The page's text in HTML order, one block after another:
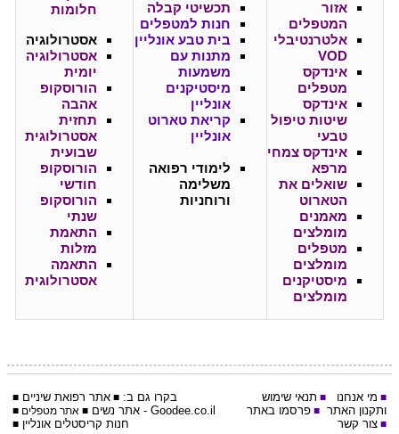
אזור
המטפלים
אלטרנטיבלי
VOD
אינדקס
מטפלים
אינדקס
שיטות טיפול
טבעי
אינדקס צמחי
מרפא
שואלים את
הטארוט
מאמנים
מומלצים
מטפלים
מומלצים
מיסטיקנים
מומלצים
תכשיטי קבלה
חנות למטפלים
בית טבע אונליין
מתנות עם
משמעות
מיסטיקנים
אונליין
קריאת טארוט
אונליין
לימודי רפואה
משלימה
ורוחניות
חלומות
אסטרולוגיה
אסטרולוגיה
יומית
הורוסקופ
אהבה
תחזית
אסטרולוגית
שבועית
הורוסקופ
חודשי
הורוסקופ
שנתי
התאמת
מזלות
התאמה
אסטרולוגית
■ מי אנחנו ■ תנאי שימוש
ותקנון האתר ■ פרסמו באתר
■ צור קשר
בקרו גם ב: ■ אתר רפואת שיניים ■
Goodee.co.il - אתר נשים ■ אתר מטפלים ■
חנות קריסטלים אונליין ■